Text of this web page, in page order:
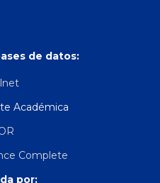
de datos:
Académica
Complete
por: